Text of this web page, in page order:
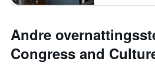
Andre
Congress and